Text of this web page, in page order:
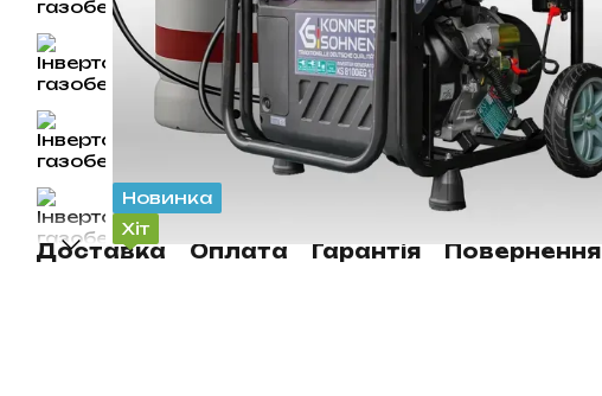
Новинка
Хіт
Доставка Оплата Гарантія Повернення